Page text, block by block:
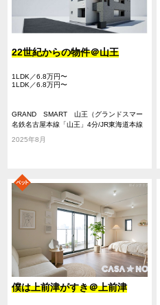
22世紀からの物件＠山王
1LDK／6.8万円〜
1LDK／6.8万円〜
GRAND SMART 山王（グランドスマー
トサンノウ）
名鉄名古屋本線「山王」4分/JR東海道本線
「尾頭橋」6分/地下鉄名城線「金山」24分
2025年8月
僕は上前津がすき＠上前津